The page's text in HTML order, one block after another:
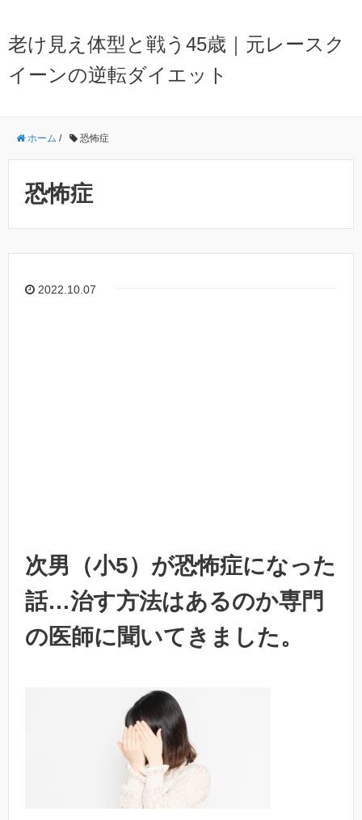
老け見え体型と戦う45歳｜元レースク
イーンの逆転ダイエット
ホーム / 恐怖症
恐怖症
2022.10.07
次男（小5）が恐怖症になった
話…治す方法はあるのか専門
の医師に聞いてきました。